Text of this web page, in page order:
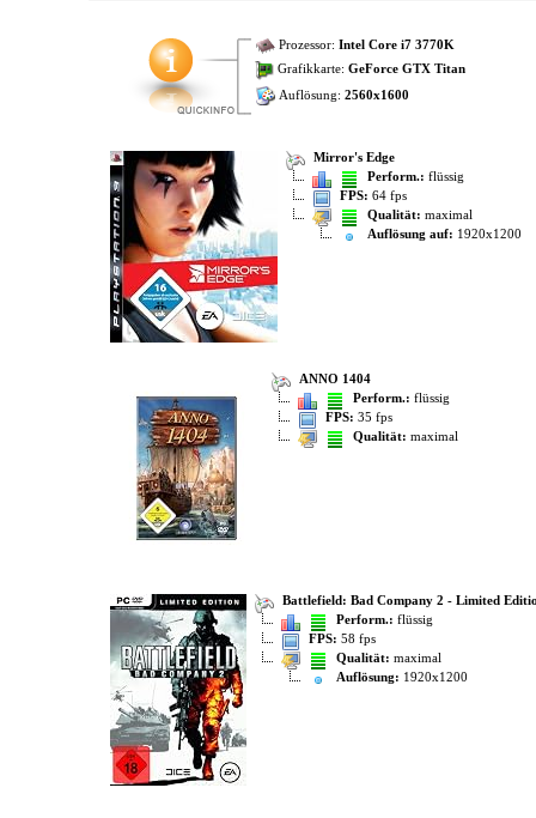
Prozessor: Intel Core i7 3770K
Grafikkarte: GeForce GTX Titan
Auflösung: 2560x1600
Mirror's Edge
Perform.: flüssig
FPS: 64 fps
Qualität: maximal
Auflösung auf: 1920x1200
ANNO 1404
Perform.: flüssig
FPS: 35 fps
Qualität: maximal
Battlefield: Bad Company 2 - Limited
Perform.: flüssig
FPS: 58 fps
Qualität: maximal
Auflösung: 1920x1200